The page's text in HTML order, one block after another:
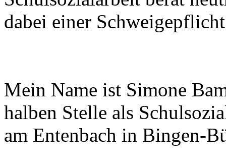
dabei einer
Mein Name ist Simone
halben Stelle als
am Entenbach in Bingen-